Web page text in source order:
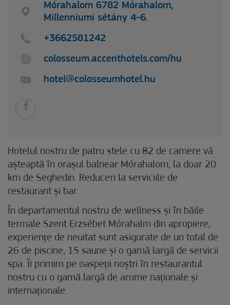
Mórahalom 6782 Mórahalom,
Millenniumi sétány 4-6.
+3662581242
colosseum.accenthotels.com/hu
hotel@colosseumhotel.hu
Hotelul nostru de patru stele cu 82 de camere vă
așteaptă în orașul balnear Mórahalom, la doar 20
km de Seghedin. Reduceri la serviciile de
restaurant și bar.
În departamentul nostru de wellness și în băile
termale Szent Erzsébet Mórahalm din apropiere,
experiențe de neuitat sunt asigurate de un total de
26 de piscine, 15 saune și o gamă largă de servicii
spa. Îi primim pe oaspeții noștri în restaurantul
nostru cu o gamă largă de arome naționale și
internaționale.